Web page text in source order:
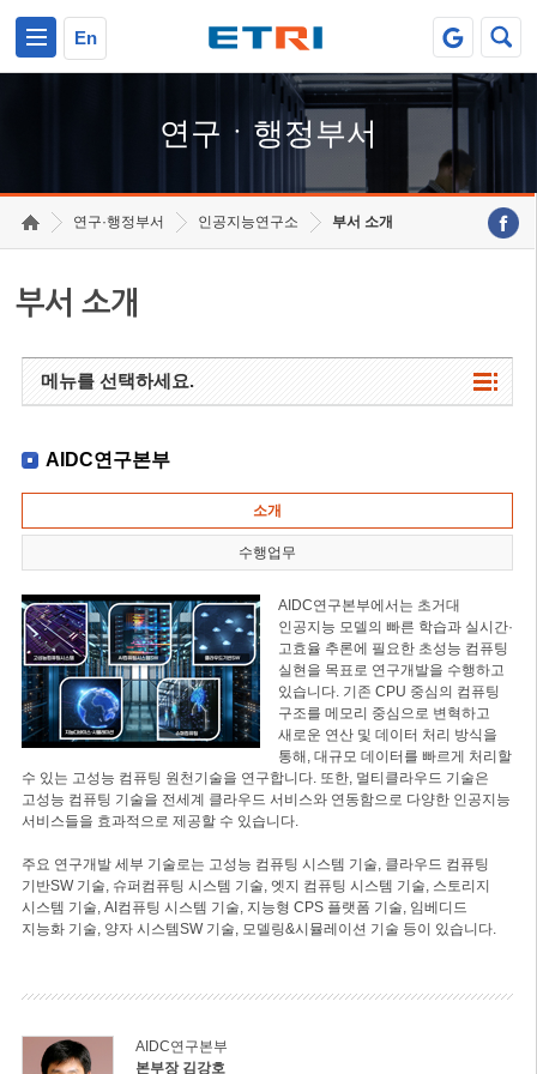
En
연구ㆍ행정부서
연구·행정부서 인공지능연구소 부서 소개
부서 소개
메뉴를 선택하세요.
AIDC연구본부
소개
수행업무
AIDC연구본부에서는 초거대
인공지능 모델의 빠른 학습과 실시간·
고효율 추론에 필요한 초성능 컴퓨팅
실현을 목표로 연구개발을 수행하고
있습니다. 기존 CPU 중심의 컴퓨팅
구조를 메모리 중심으로 변혁하고
새로운 연산 및 데이터 처리 방식을
통해, 대규모 데이터를 빠르게 처리할
수 있는 고성능 컴퓨팅 원천기술을 연구합니다. 또한, 멀티클라우드 기술은
고성능 컴퓨팅 기술을 전세계 클라우드 서비스와 연동함으로 다양한 인공지능
서비스들을 효과적으로 제공할 수 있습니다.
주요 연구개발 세부 기술로는 고성능 컴퓨팅 시스템 기술, 클라우드 컴퓨팅
기반SW 기술, 슈퍼컴퓨팅 시스템 기술, 엣지 컴퓨팅 시스템 기술, 스토리지
시스템 기술, AI컴퓨팅 시스템 기술, 지능형 CPS 플랫폼 기술, 임베디드
지능화 기술, 양자 시스템SW 기술, 모델링&시뮬레이션 기술 등이 있습니다.
AIDC연구본부
본부장 김강호